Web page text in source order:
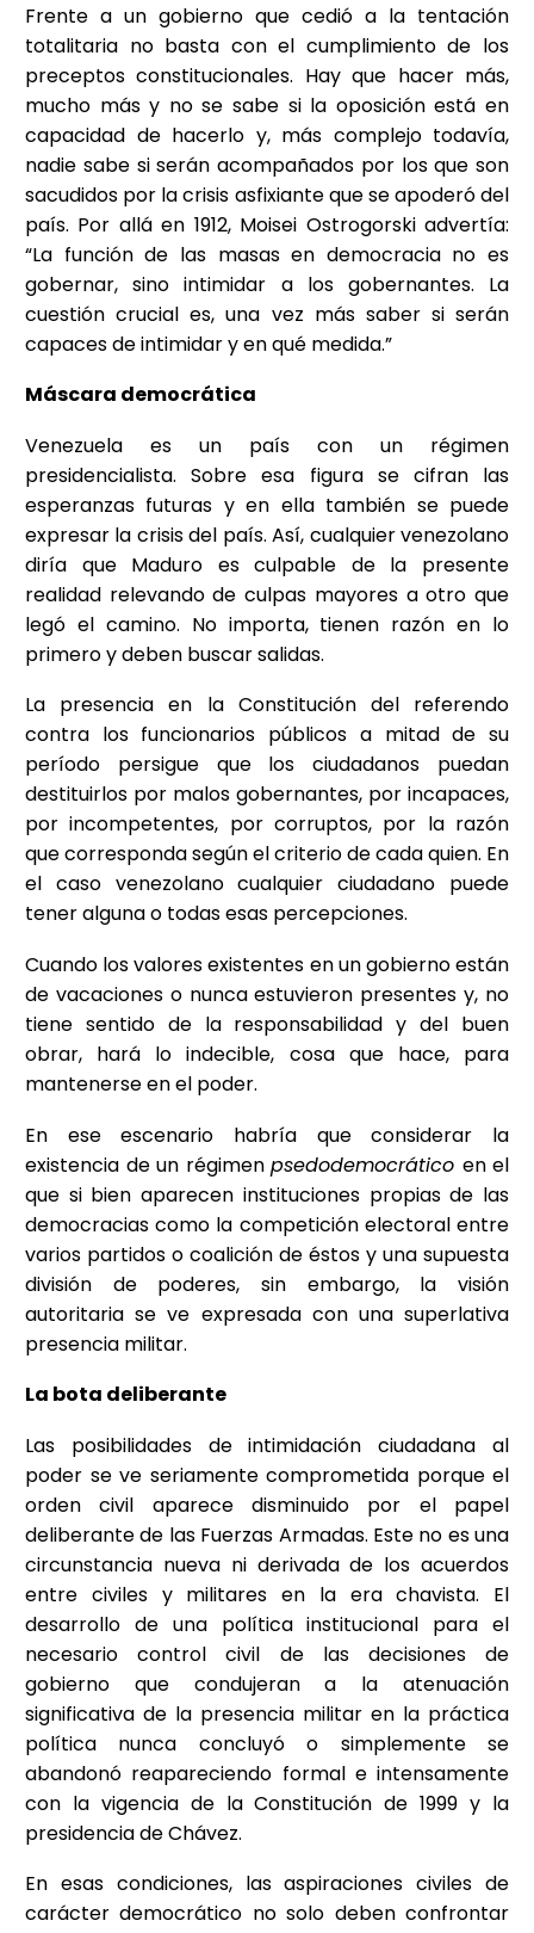
Frente a un gobierno que cedió a la tentación
totalitaria no basta con el cumplimiento de los
preceptos constitucionales. Hay que hacer más,
mucho más y no se sabe si la oposición está en
capacidad de hacerlo y, más complejo todavía,
nadie sabe si serán acompañados por los que son
sacudidos por la crisis asfixiante que se apoderó del
país. Por allá en 1912, Moisei Ostrogorski advertía:
“La función de las masas en democracia no es
gobernar, sino intimidar a los gobernantes. La
cuestión crucial es, una vez más saber si serán
capaces de intimidar y en qué medida.”
Máscara democrática
Venezuela es un país con un régimen
presidencialista. Sobre esa figura se cifran las
esperanzas futuras y en ella también se puede
expresar la crisis del país. Así, cualquier venezolano
diría que Maduro es culpable de la presente
realidad relevando de culpas mayores a otro que
legó el camino. No importa, tienen razón en lo
primero y deben buscar salidas.
La presencia en la Constitución del referendo
contra los funcionarios públicos a mitad de su
período persigue que los ciudadanos puedan
destituirlos por malos gobernantes, por incapaces,
por incompetentes, por corruptos, por la razón
que corresponda según el criterio de cada quien. En
el caso venezolano cualquier ciudadano puede
tener alguna o todas esas percepciones.
Cuando los valores existentes en un gobierno están
de vacaciones o nunca estuvieron presentes y, no
tiene sentido de la responsabilidad y del buen
obrar, hará lo indecible, cosa que hace, para
mantenerse en el poder.
En ese escenario habría que considerar la
existencia de un régimen psedodemocrático en el
que si bien aparecen instituciones propias de las
democracias como la competición electoral entre
varios partidos o coalición de éstos y una supuesta
división de poderes, sin embargo, la visión
autoritaria se ve expresada con una superlativa
presencia militar.
La bota deliberante
Las posibilidades de intimidación ciudadana al
poder se ve seriamente comprometida porque el
orden civil aparece disminuido por el papel
deliberante de las Fuerzas Armadas. Este no es una
circunstancia nueva ni derivada de los acuerdos
entre civiles y militares en la era chavista. El
desarrollo de una política institucional para el
necesario control civil de las decisiones de
gobierno que condujeran a la atenuación
significativa de la presencia militar en la práctica
política nunca concluyó o simplemente se
abandonó reapareciendo formal e intensamente
con la vigencia de la Constitución de 1999 y la
presidencia de Chávez.
En esas condiciones, las aspiraciones civiles de
carácter democrático no solo deben confrontar